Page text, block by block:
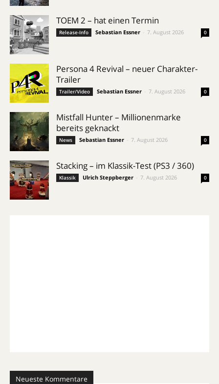
TOEM 2 – hat einen Termin
Release-Info Sebastian Essner 7. August 2026 0
Persona 4 Revival – neuer Charakter-
Trailer
Trailer/Video Sebastian Essner 7. August 2026 0
Mistfall Hunter – Millionenmarke
bereits geknackt
News Sebastian Essner 7. August 2026 0
Stacking – im Klassik-Test (PS3 / 360)
Klassik Ulrich Steppberger 7. August 2026 0
Neueste Kommentare